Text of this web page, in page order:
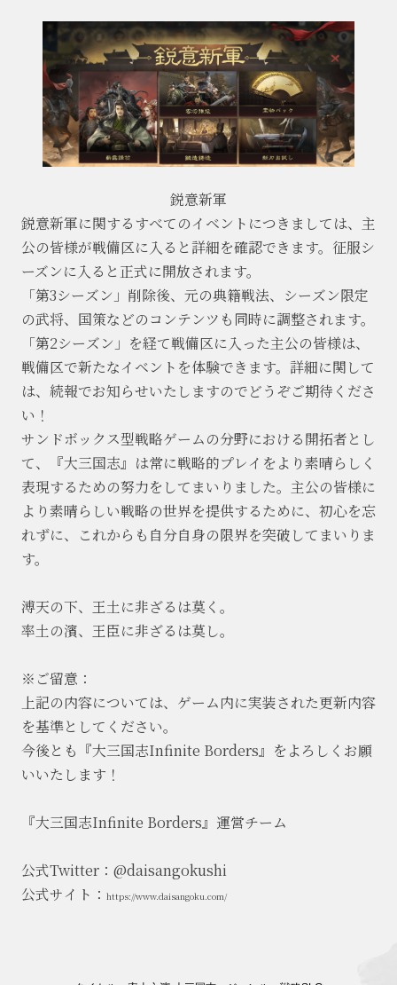
鋭意新軍
鋭意新軍に関するすべてのイベントにつきましては、主
公の皆様が戦備区に入ると詳細を確認できます。征服シ
ーズンに入ると正式に開放されます。
「第3シーズン」削除後、元の典籍戦法、シーズン限定
の武将、国策などのコンテンツも同時に調整されます。
「第2シーズン」を経て戦備区に入った主公の皆様は、
戦備区で新たなイベントを体験できます。詳細に関して
は、続報でお知らせいたしますのでどうぞご期待くださ
い！
サンドボックス型戦略ゲームの分野における開拓者とし
て、『大三国志』は常に戦略的プレイをより素晴らしく
表現するための努力をしてまいりました。主公の皆様に
より素晴らしい戦略の世界を提供するために、初心を忘
れずに、これからも自分自身の限界を突破してまいりま
す。
溥天の下、王土に非ざるは莫く。
率土の濱、王臣に非ざるは莫し。
※ご留意：
上記の内容については、ゲーム内に実装された更新内容
を基準としてください。
今後とも『大三国志Infinite Borders』をよろしくお願
いいたします！
『大三国志Infinite Borders』運営チーム
公式Twitter：@daisangokushi
公式サイト： https://www.daisangoku.com/